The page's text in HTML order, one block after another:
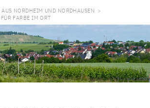
AUS NORDHEIM UND NORDHAUSEN >
FARBE IM ORT